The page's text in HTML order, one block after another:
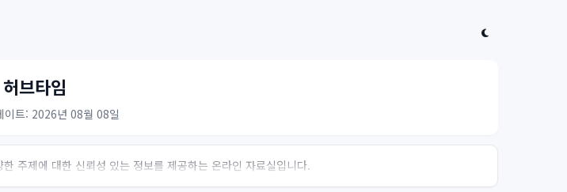
허브타임
이트: 2026년 08월 08일
주제에 대한 신뢰성 있는 정보를 제공하는 온라인 자료실입니다.